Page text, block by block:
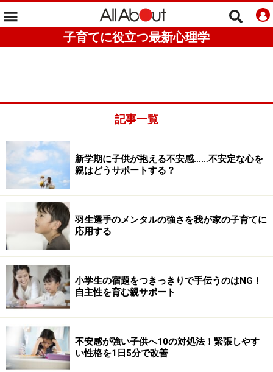
子育てに役立つ最新心理学
記事一覧
新学期に子供が抱える不安感……不安定な心を
親はどうサポートする？
羽生選手のメンタルの強さを我が家の子育てに
応用する
小学生の宿題をつきっきりで手伝うのはNG！
自主性を育む親サポート
不安感が強い子供へ10の対処法！緊張しやす
い性格を1日5分で改善